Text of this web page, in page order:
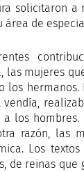
solicitaron
área de
las mujeres
los
razón, las
Los
de reinas